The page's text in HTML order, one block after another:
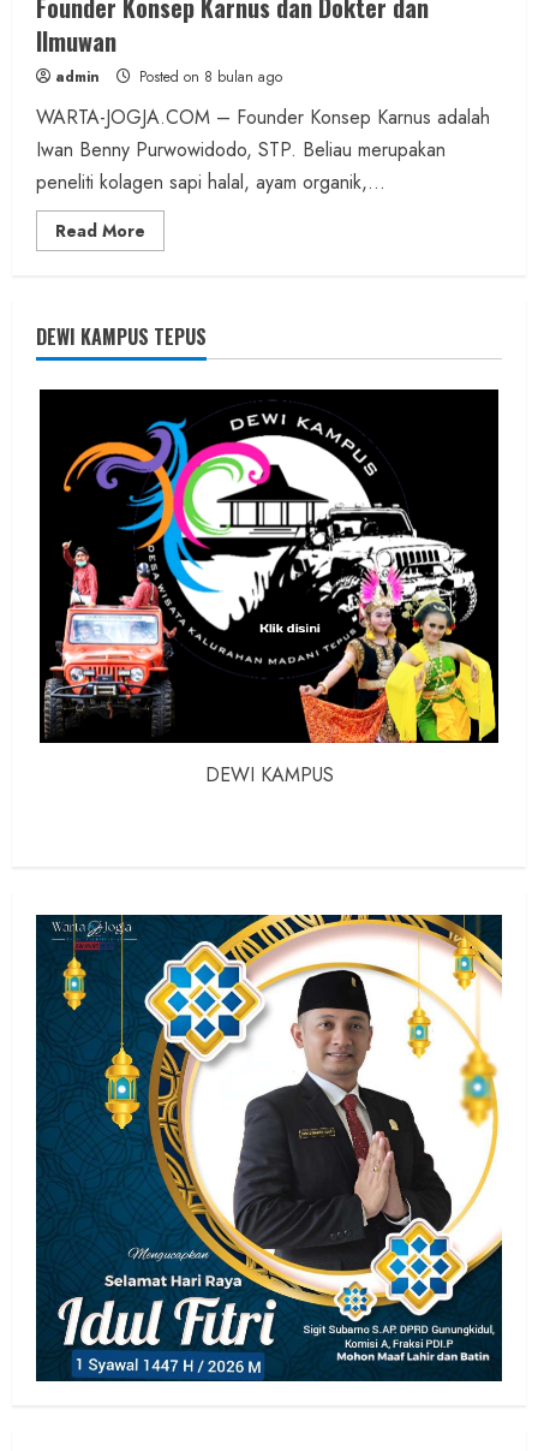
Founder Konsep Karnus dan Dokter dan
Ilmuwan
admin Posted on 8 bulan ago
WARTA-JOGJA.COM – Founder Konsep Karnus adalah
Iwan Benny Purwowidodo, STP. Beliau merupakan
peneliti kolagen sapi halal, ayam organik,...
Read More
more
dan
Dokter
dan
DEWI KAMPUS TEPUS
DEWI KAMPUS